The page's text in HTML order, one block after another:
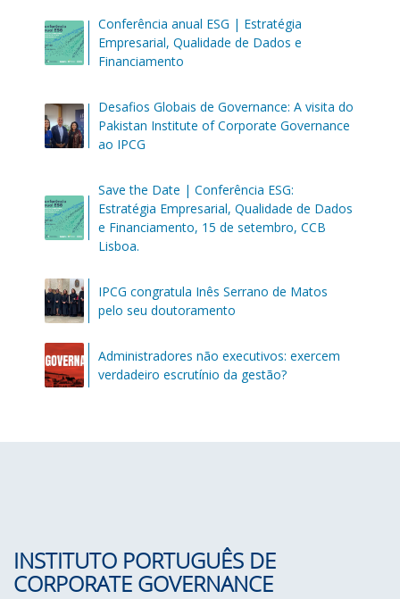
Conferência anual ESG | Estratégia
Empresarial, Qualidade de Dados e
Financiamento
Desafios Globais de Governance: A visita do
Pakistan Institute of Corporate Governance
ao IPCG
Save the Date | Conferência ESG:
Estratégia Empresarial, Qualidade de Dados
e Financiamento, 15 de setembro, CCB
Lisboa.
IPCG congratula Inês Serrano de Matos
pelo seu doutoramento
Administradores não executivos: exercem
verdadeiro escrutínio da gestão?
INSTITUTO PORTUGUÊS DE
CORPORATE GOVERNANCE